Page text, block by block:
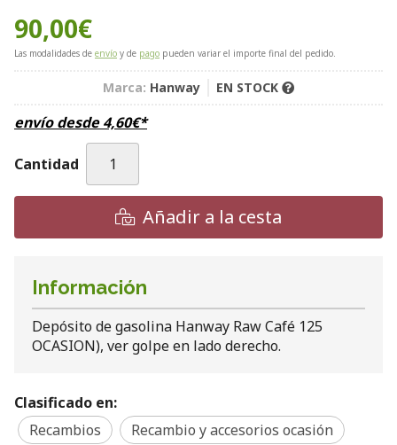
90,00€
Las modalidades de envío y de pago pueden variar el importe final del pedido.
Marca: Hanway EN STOCK
envío desde4,60€*
Cantidad
Añadir a la cesta
Información
Depósito de gasolina Hanway Raw Café 125
OCASION), ver golpe en lado derecho.
Clasificado en:
Recambios
Recambio y accesorios ocasión